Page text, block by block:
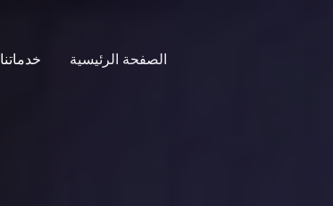
الصفحة الرئيسية خدماتنا